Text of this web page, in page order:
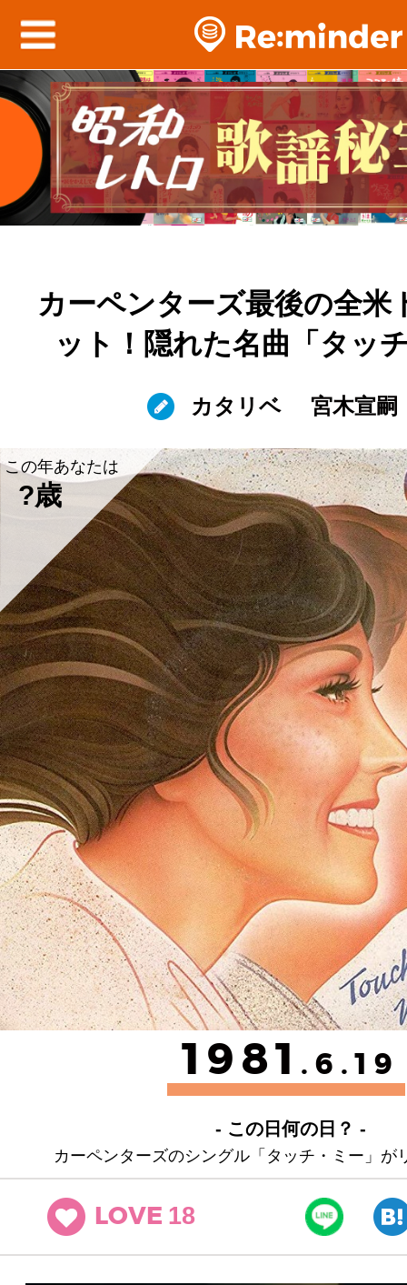
カーペンターズ最後の全米
ット！隠れた名曲「タッ
カタリベ 宮木宣嗣
この年あなたは
?歳
1981 .6.19
- この日何の日？ -
カーペンターズのシングル「タッチ・ミー」が
LOVE 18